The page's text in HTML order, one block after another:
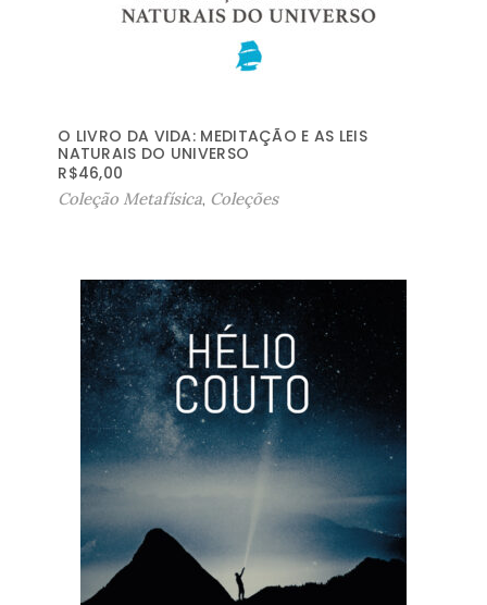
O LIVRO DA VIDA: MEDITAÇÃO E AS LEIS
NATURAIS DO UNIVERSO
R$46,00
Coleção Metafísica, Coleções